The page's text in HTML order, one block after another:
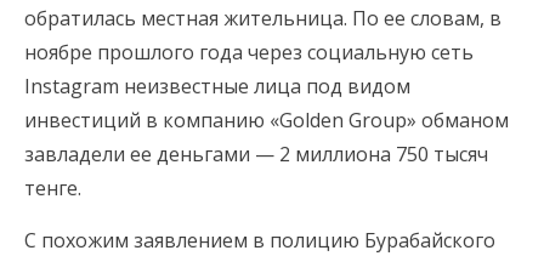
обратилась местная жительница. По ее словам, в
ноябре прошлого года через социальную сеть
Instagram неизвестные лица под видом
инвестиций в компанию «Golden Group» обманом
завладели ее деньгами — 2 миллиона 750 тысяч
тенге.
С похожим заявлением в полицию Бурабайского